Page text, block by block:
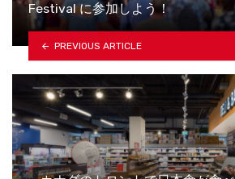
Festival に参加しよう！
PREVIOUS ARTICLE